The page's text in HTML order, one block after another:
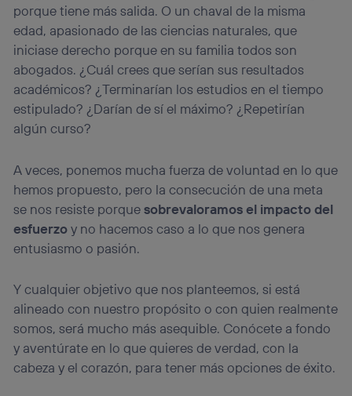
porque tiene más salida. O un chaval de la misma
edad, apasionado de las ciencias naturales, que
iniciase derecho porque en su familia todos son
abogados. ¿Cuál crees que serían sus resultados
académicos? ¿Terminarían los estudios en el tiempo
estipulado? ¿Darían de sí el máximo? ¿Repetirían
algún curso?
A veces, ponemos mucha fuerza de voluntad en lo que
hemos propuesto, pero la consecución de una meta
se nos resiste porquesobrevaloramos el impacto del
esfuerzoy no hacemos caso a lo que nos genera
entusiasmo o pasión.
Y cualquier objetivo que nos planteemos, si está
alineado con nuestro propósito o con quien realmente
somos, será mucho más asequible. Conócete a fondo
y aventúrate en lo que quieres de verdad, con la
cabeza y el corazón, para tener más opciones de éxito.
que hayan dado su consentimiento.
Si utilizasdatos móviles, el marketing será más
personalizado, ya que se basará únicamente en la
navegación del usuario del móvil.
Puedes gestionar los consentimientos Utiq seleccionando
“Administrar Utiq” en la parte inferior de esta página web o
visitando el portal de privacidad de Utiq
(“consenthub”)
la